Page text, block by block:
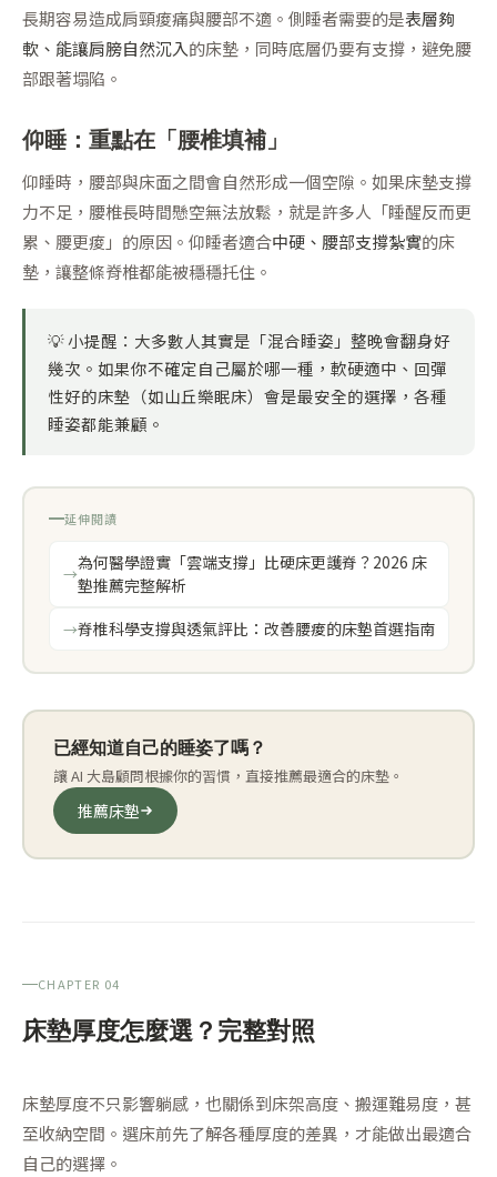
長期容易造成肩頸痠痛與腰部不適。側睡者需要的是表層夠
軟、能讓肩膀自然沉入的床墊，同時底層仍要有支撐，避免腰
部跟著塌陷。
仰睡：重點在「腰椎填補」
仰睡時，腰部與床面之間會自然形成一個空隙。如果床墊支撐
力不足，腰椎長時間懸空無法放鬆，就是許多人「睡醒反而更
累、腰更痠」的原因。仰睡者適合中硬、腰部支撐紮實的床
墊，讓整條脊椎都能被穩穩托住。
💡小提醒： 大多數人其實是「混合睡姿」整晚會翻身好
幾次。如果你不確定自己屬於哪一種，軟硬適中、回彈
性好的床墊（如山丘樂眠床）會是最安全的選擇，各種
睡姿都能兼顧。
延伸閱讀
為何醫學證實「雲端支撐」比硬床更護脊？2026 床
墊推薦完整解析
脊椎科學支撐與透氣評比：改善腰痠的床墊首選指南
已經知道自己的睡姿了嗎？
讓 AI 大島顧問根據你的習慣，直接推薦最適合的床墊。
推薦床墊
CHAPTER 04
床墊厚度怎麼選？完整對照
床墊厚度不只影響躺感，也關係到床架高度、搬運難易度，甚
至收納空間。選床前先了解各種厚度的差異，才能做出最適合
自己的選擇。